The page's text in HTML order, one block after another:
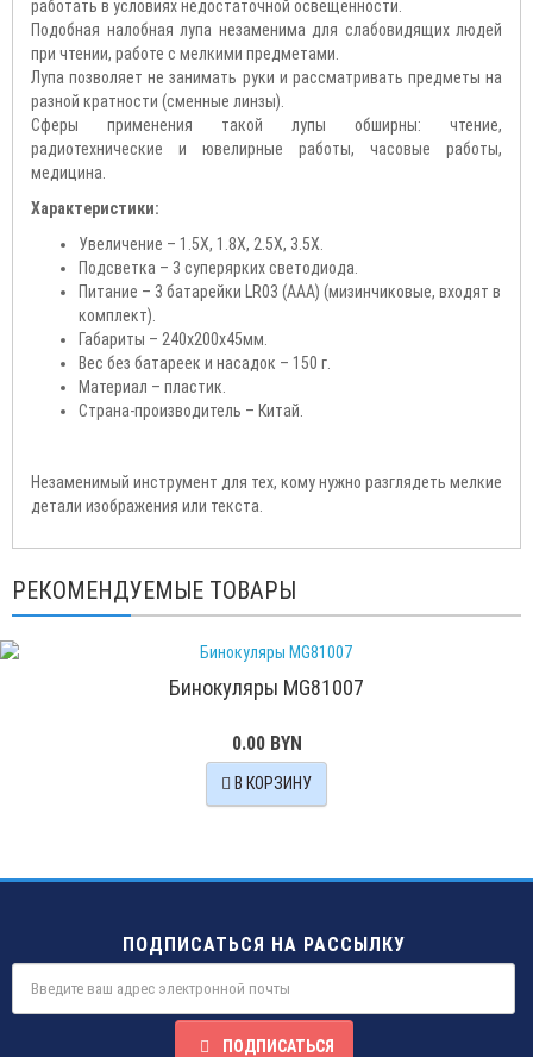
работать в условиях недостаточной освещенности.
Подобная налобная лупа незаменима для слабовидящих людей
при чтении, работе с мелкими предметами.
Лупа позволяет не занимать руки и рассматривать предметы на
разной кратности (сменные линзы).
Сферы применения такой лупы обширны: чтение,
радиотехнические и ювелирные работы, часовые работы,
медицина.
Характеристики:
Увеличение – 1.5X, 1.8X, 2.5X, 3.5X.
Подсветка – 3 суперярких светодиода.
Питание – 3 батарейки LR03 (AAA) (мизинчиковые, входят в
комплект).
Габариты – 240х200х45мм.
Вес без батареек и насадок – 150 г.
Материал – пластик.
Страна-производитель – Китай.
Незаменимый инструмент для тех, кому нужно разглядеть мелкие
детали изображения или текста.
РЕКОМЕНДУЕМЫЕ ТОВАРЫ
Бинокуляры MG81007
0.00 BYN
В КОРЗИНУ
ПОДПИСАТЬСЯ НА РАССЫЛКУ
ПОДПИСАТЬСЯ